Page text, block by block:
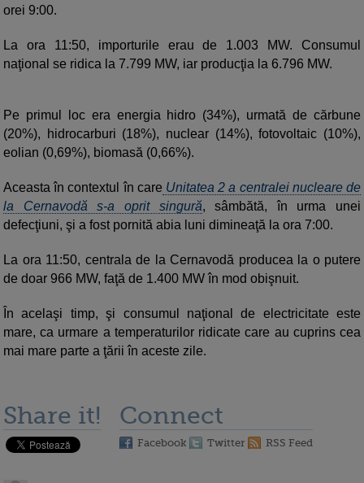
orei 9:00.
La ora 11:50, importurile erau de 1.003 MW. Consumul
naţional se ridica la 7.799 MW, iar producţia la 6.796 MW.
Pe primul loc era energia hidro (34%), urmată de cărbune
(20%), hidrocarburi (18%), nuclear (14%), fotovoltaic (10%),
eolian (0,69%), biomasă (0,66%).
Aceasta în contextul în care Unitatea 2 a centralei nucleare de
la Cernavodă s-a oprit singură, sâmbătă, în urma unei
defecţiuni, şi a fost pornită abia luni dimineaţă la ora 7:00.
La ora 11:50, centrala de la Cernavodă producea la o putere
de doar 966 MW, faţă de 1.400 MW în mod obişnuit.
În acelaşi timp, şi consumul naţional de electricitate este
mare, ca urmare a temperaturilor ridicate care au cuprins cea
mai mare parte a ţării în aceste zile.
Share it! Connect
Facebook Twitter RSS Feed